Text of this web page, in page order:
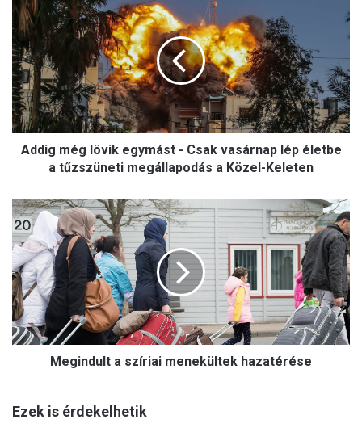
d
d
i
g
m
é
g
l
k
e
g
y
m
á
s
t
-
k
v
Addig még lövik egymást - Csak vasárnap lép életbe
a tűzszüneti megállapodás a Közel-Keleten
M
e
g
i
n
d
u
l
t
Megindult a szíriai menekültek hazatérése
Ezek is érdekelhetik